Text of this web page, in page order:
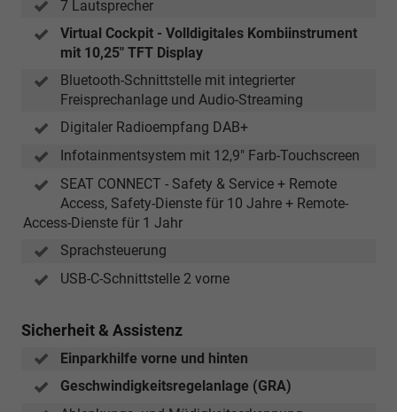
7 Lautsprecher
Virtual Cockpit - Volldigitales Kombiinstrument
mit 10,25" TFT Display
Bluetooth-Schnittstelle mit integrierter
Freisprechanlage und Audio-Streaming
Digitaler Radioempfang DAB+
Infotainmentsystem mit 12,9" Farb-Touchscreen
SEAT CONNECT - Safety & Service + Remote
Access, Safety-Dienste für 10 Jahre + Remote-
Access-Dienste für 1 Jahr
Sprachsteuerung
USB-C-Schnittstelle 2 vorne
Sicherheit & Assistenz
Einparkhilfe vorne und hinten
Geschwindigkeitsregelanlage (GRA)